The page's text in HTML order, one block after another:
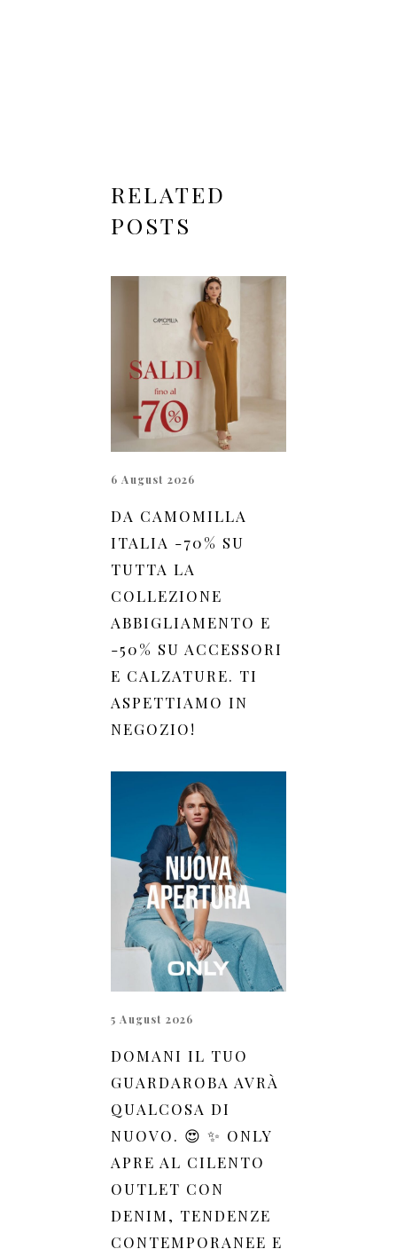
RELATED
POSTS
6 August 2026
DA CAMOMILLA
ITALIA -70% SU
TUTTA LA
COLLEZIONE
ABBIGLIAMENTO E
-50% SU ACCESSORI
E CALZATURE. TI
ASPETTIAMO IN
NEGOZIO!
5 August 2026
DOMANI IL TUO
GUARDAROBA AVRÀ
QUALCOSA DI
NUOVO. 😍 ✨ ONLY
APRE AL CILENTO
OUTLET CON
DENIM, TENDENZE
CONTEMPORANEE E